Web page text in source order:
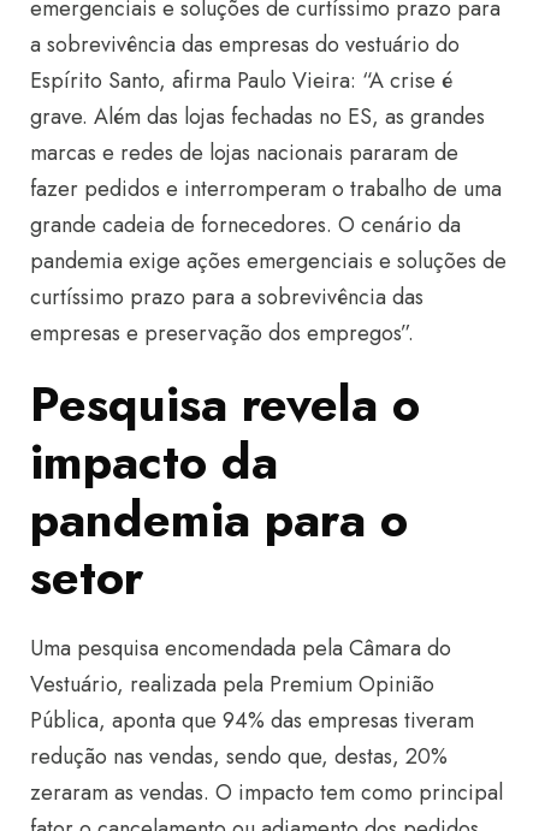
emergenciais e soluções de curtíssimo prazo para
a sobrevivência das empresas do vestuário do
Espírito Santo, afirma Paulo Vieira: “A crise é
grave. Além das lojas fechadas no ES, as grandes
marcas e redes de lojas nacionais pararam de
fazer pedidos e interromperam o trabalho de uma
grande cadeia de fornecedores. O cenário da
pandemia exige ações emergenciais e soluções de
curtíssimo prazo para a sobrevivência das
empresas e preservação dos empregos”.
Pesquisa revela o
impacto da
pandemia para o
setor
Uma pesquisa encomendada pela Câmara do
Vestuário, realizada pela Premium Opinião
Pública, aponta que 94% das empresas tiveram
redução nas vendas, sendo que, destas, 20%
zeraram as vendas. O impacto tem como principal